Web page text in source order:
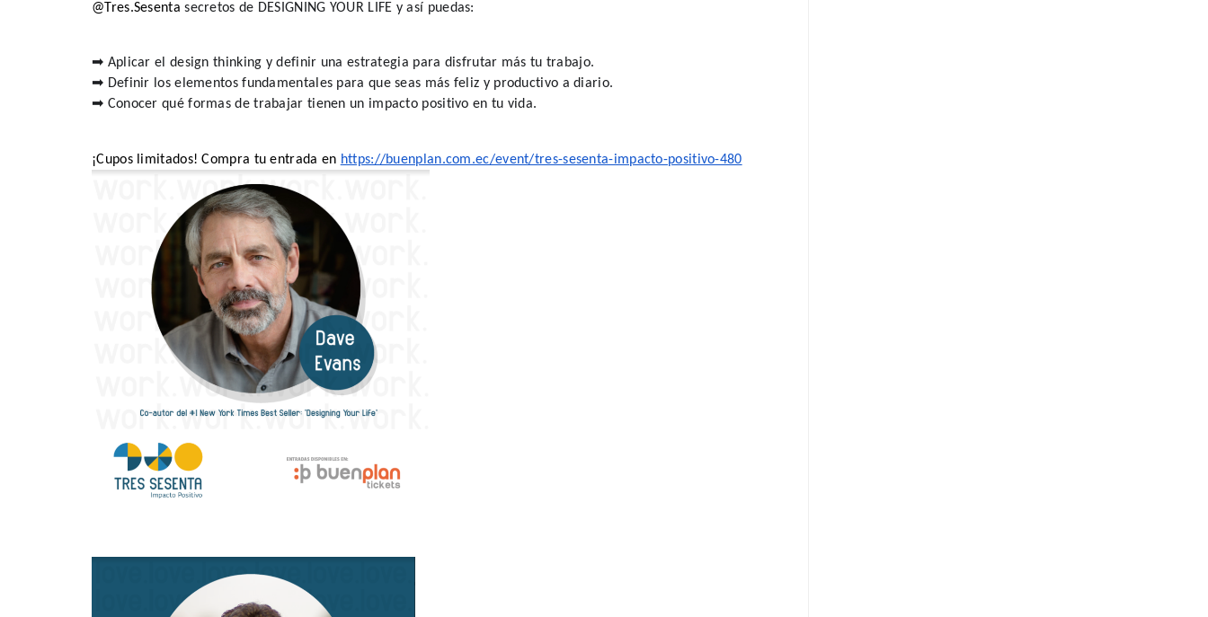
@Tres.Sesenta secretos de DESIGNING YOUR LIFE y así puedas:
➡ Aplicar el design thinking y definir una estrategia para disfrutar más tu trabajo.
➡ Definir los elementos fundamentales para que seas más feliz y productivo a diario.
➡ Conocer qué formas de trabajar tienen un impacto positivo en tu vida.
¡Cupos limitados! Compra tu entrada en https://buenplan.com.ec/event/tres-sesenta-impacto-positivo-480